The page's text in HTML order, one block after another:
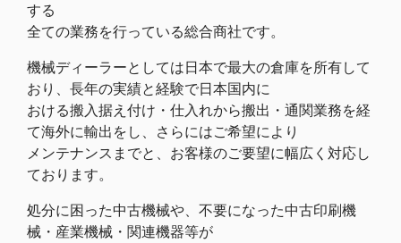
する
全ての業務を行っている総合商社です。
機械ディーラーとしては日本で最大の倉庫を所有して
おり、長年の実績と経験で日本国内に
おける搬入据え付け・仕入れから搬出・通関業務を経
て海外に輸出をし、さらにはご希望により
メンテナンスまでと、お客様のご要望に幅広く対応し
ております。
処分に困った中古機械や、不要になった中古印刷機
械・産業機械・関連機器等が